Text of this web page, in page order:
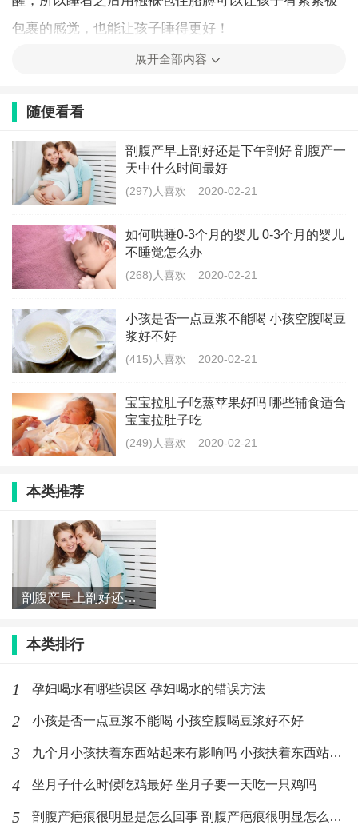
包裹的感觉，也能让孩子睡得更好！
0-3月宝宝的睡眠建议
1、睡眠仪式不可以少，从月子里开始我们就可以给宝宝
建立睡眠仪式。白天小睡也是如此，提前15分钟。
2、掌握好孩子睡眠节奏，也就是EASY的模式，吃、活
动、睡觉，我们和孩子一起摸索和探索，建立常规程
序。
大哭大闹，我们可以尝试继续安抚宝宝。
4、白天室内不能太暗，保持昼夜分明。
5、宝宝迷糊但还是醒着的状态放床上睡觉，在宝宝状态
好的时候多尝试。
6、多样化入睡方式，在最初三个月抱睡，奶睡，背巾、
的，目的是让宝宝顺利入睡并且睡够。
0-3月宝宝一天睡几小时
0-3个月的婴儿，官宣的推荐睡眠时间是14-17小时。不
婴儿睡觉，特别是前三个月的婴儿他们睡觉的活动性睡
眠很大，也就是说他们睡觉很轻能随时感觉到周围的动
前三个月模式：
展开全部内容
随便看看
剖腹产早上剖好还是下午剖好 剖腹产一
天中什么时间最好
(297)人喜欢 2020-02-21
如何哄睡0-3个月的婴儿 0-3个月的婴儿
不睡觉怎么办
(268)人喜欢 2020-02-21
小孩是否一点豆浆不能喝 小孩空腹喝豆
浆好不好
(415)人喜欢 2020-02-21
宝宝拉肚子吃蒸苹果好吗 哪些辅食适合
宝宝拉肚子吃
(249)人喜欢 2020-02-21
本类推荐
剖腹产早上剖好还是下午剖好 剖腹产一天中什么时间最好
本类排行
1 孕妇喝水有哪些误区 孕妇喝水的错误方法
2 小孩是否一点豆浆不能喝 小孩空腹喝豆浆好不好
3 九个月小孩扶着东西站起来有影响吗 小孩扶着东西站起来要注意什
4 坐月子什么时候吃鸡最好 坐月子要一天吃一只鸡吗
5 剖腹产疤痕很明显是怎么回事 剖腹产疤痕很明显怎么消除